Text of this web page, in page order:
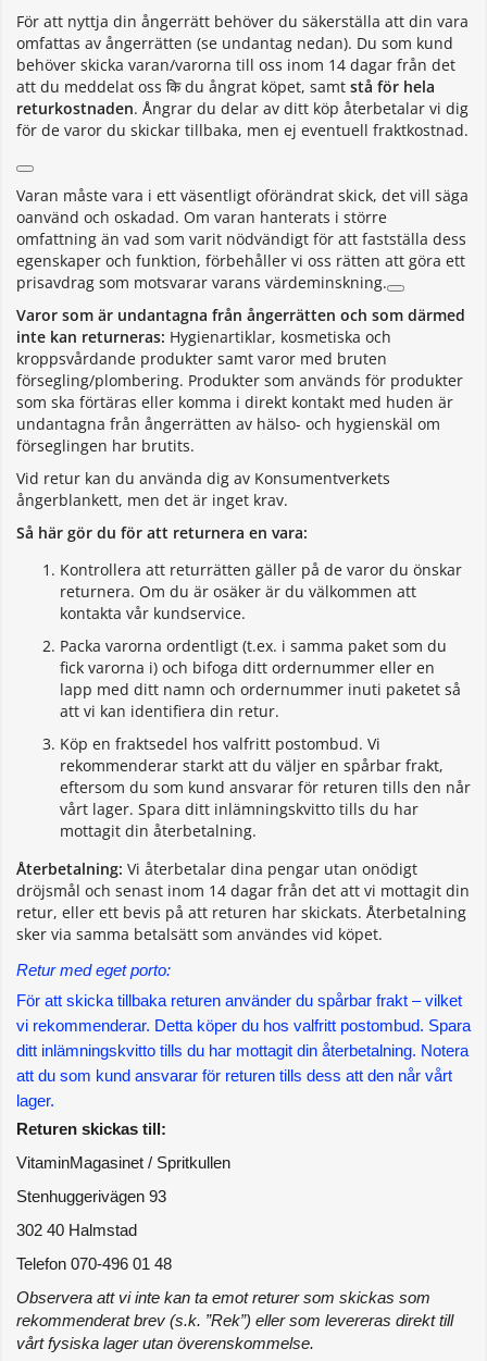
För att nyttja din ångerrätt behöver du säkerställa att din vara
omfattas av ångerrätten (se undantag nedan). Du som kund
behöver skicka varan/varorna till oss inom 14 dagar från det
att du meddelat oss कि du ångrat köpet, samt stå för hela
returkostnaden. Ångrar du delar av ditt köp återbetalar vi dig
för de varor du skickar tillbaka, men ej eventuell fraktkostnad.
Varan måste vara i ett väsentligt oförändrat skick, det vill säga
oanvänd och oskadad. Om varan hanterats i större
omfattning än vad som varit nödvändigt för att fastställa dess
egenskaper och funktion, förbehåller vi oss rätten att göra ett
prisavdrag som motsvarar varans värdeminskning.
Varor som är undantagna från ångerrätten och som därmed
inte kan returneras: Hygienartiklar, kosmetiska och
kroppsvårdande produkter samt varor med bruten
försegling/plombering. Produkter som används för produkter
som ska förtäras eller komma i direkt kontakt med huden är
undantagna från ångerrätten av hälso- och hygienskäl om
förseglingen har brutits.
Vid retur kan du använda dig av Konsumentverkets
ångerblankett, men det är inget krav.
Så här gör du för att returnera en vara:
Kontrollera att returrätten gäller på de varor du önskar
returnera. Om du är osäker är du välkommen att
kontakta vår kundservice.
Packa varorna ordentligt (t.ex. i samma paket som du
fick varorna i) och bifoga ditt ordernummer eller en
lapp med ditt namn och ordernummer inuti paketet så
att vi kan identifiera din retur.
Köp en fraktsedel hos valfritt postombud. Vi
rekommenderar starkt att du väljer en spårbar frakt,
eftersom du som kund ansvarar för returen tills den når
vårt lager. Spara ditt inlämningskvitto tills du har
mottagit din återbetalning.
Återbetalning: Vi återbetalar dina pengar utan onödigt
dröjsmål och senast inom 14 dagar från det att vi mottagit din
retur, eller ett bevis på att returen har skickats. Återbetalning
sker via samma betalsätt som användes vid köpet.
Retur med eget porto:
För att skicka tillbaka returen använder du spårbar frakt – vilket
vi rekommenderar. Detta köper du hos valfritt postombud. Spara
ditt inlämningskvitto tills du har mottagit din återbetalning. Notera
att du som kund ansvarar för returen tills dess att den når vårt
lager.
Returen skickas till:
VitaminMagasinet / Spritkullen
Stenhuggerivägen 93
302 40 Halmstad
Telefon 070-496 01 48
Observera att vi inte kan ta emot returer som skickas som
rekommenderat brev (s.k. ”Rek”) eller som levereras direkt till
vårt fysiska lager utan överenskommelse.